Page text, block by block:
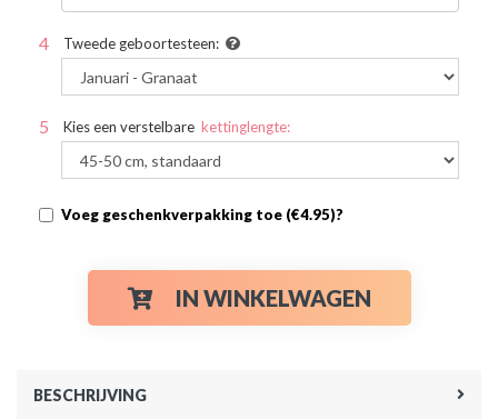
Tweede geboortesteen:
Kies een verstelbare kettinglengte:
Voeg geschenkverpakking toe (€4.95)?
IN WINKELWAGEN
BESCHRIJVING